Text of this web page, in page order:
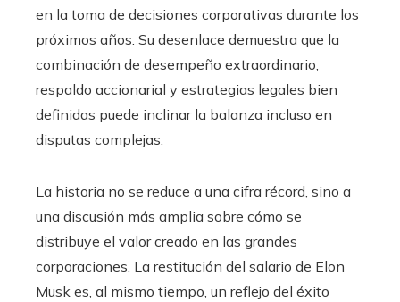
en la toma de decisiones corporativas durante los
próximos años. Su desenlace demuestra que la
combinación de desempeño extraordinario,
respaldo accionarial y estrategias legales bien
definidas puede inclinar la balanza incluso en
disputas complejas.
La historia no se reduce a una cifra récord, sino a
una discusión más amplia sobre cómo se
distribuye el valor creado en las grandes
corporaciones. La restitución del salario de Elon
Musk es, al mismo tiempo, un reflejo del éxito